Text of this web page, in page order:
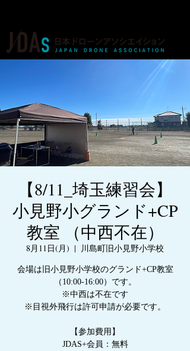
【8/11_埼玉練習会】
小見野小グランド+CP
教室 （中西不在）
8月11日(月)
  |
川島町旧小見野小学校
会場は旧小見野小学校のグランド+CP教室
（10:00-16:00）です。
※中西は不在です
※目視外飛行は許可申請が必要です。
【参加費用】
JDAS+会員：無料